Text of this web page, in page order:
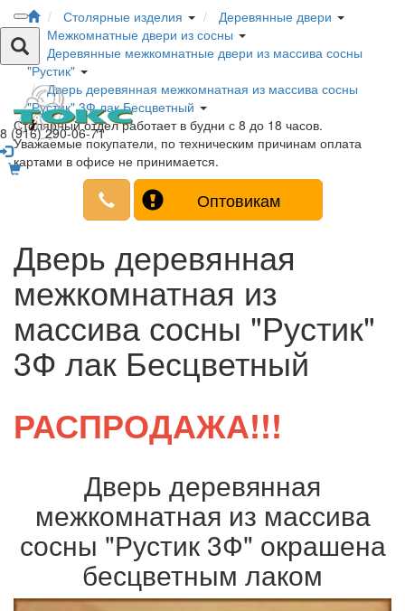
8 (916) 290-06-71
Столярные изделия
Деревянные двери
Межкомнатные двери из сосны
Деревянные межкомнатные двери из массива сосны
"Рустик"
Дверь деревянная межкомнатная из массива сосны
"Рустик" 3Ф лак Бесцветный
Столярный отдел работает в будни с 8 до 18 часов.
Уважаемые покупатели, по техническим причинам оплата
картами в офисе не принимается.
Оптовикам
Дверь деревянная
межкомнатная из
массива сосны "Рустик"
3Ф лак Бесцветный
РАСПРОДАЖА!!!
Дверь деревянная
межкомнатная из массива
сосны "Рустик 3Ф" окрашена
бесцветным лаком